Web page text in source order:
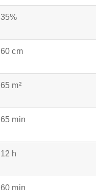
35%
60 cm
65 m²
65 min
12 h
60 min